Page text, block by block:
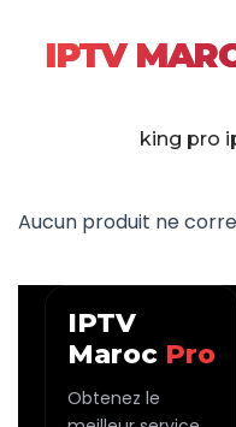
IPTV
king pro
Aucun produit ne
IPTV
Maroc Pro
Obtenez le